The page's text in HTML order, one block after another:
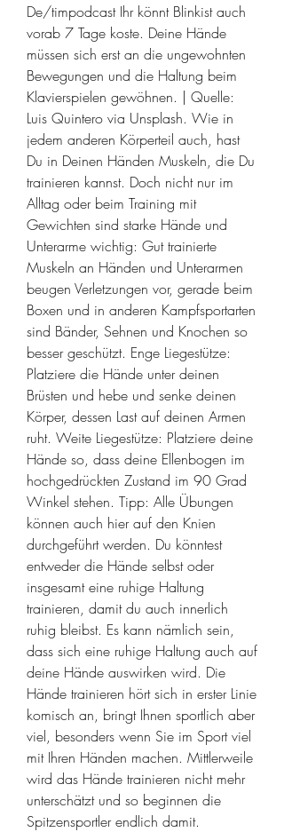
De/timpodcast Ihr könnt Blinkist auch
vorab 7 Tage koste. Deine Hände
müssen sich erst an die ungewohnten
Bewegungen und die Haltung beim
Klavierspielen gewöhnen. | Quelle:
Luis Quintero via Unsplash. Wie in
jedem anderen Körperteil auch, hast
Du in Deinen Händen Muskeln, die Du
trainieren kannst. Doch nicht nur im
Alltag oder beim Training mit
Gewichten sind starke Hände und
Unterarme wichtig: Gut trainierte
Muskeln an Händen und Unterarmen
beugen Verletzungen vor, gerade beim
Boxen und in anderen Kampfsportarten
sind Bänder, Sehnen und Knochen so
besser geschützt. Enge Liegestütze:
Platziere die Hände unter deinen
Brüsten und hebe und senke deinen
Körper, dessen Last auf deinen Armen
ruht. Weite Liegestütze: Platziere deine
Hände so, dass deine Ellenbogen im
hochgedrückten Zustand im 90 Grad
Winkel stehen. Tipp: Alle Übungen
können auch hier auf den Knien
durchgeführt werden. Du könntest
entweder die Hände selbst oder
insgesamt eine ruhige Haltung
trainieren, damit du auch innerlich
ruhig bleibst. Es kann nämlich sein,
dass sich eine ruhige Haltung auch auf
deine Hände auswirken wird. Die
Hände trainieren hört sich in erster Linie
komisch an, bringt Ihnen sportlich aber
viel, besonders wenn Sie im Sport viel
mit Ihren Händen machen. Mittlerweile
wird das Hände trainieren nicht mehr
unterschätzt und so beginnen die
Spitzensportler endlich damit.